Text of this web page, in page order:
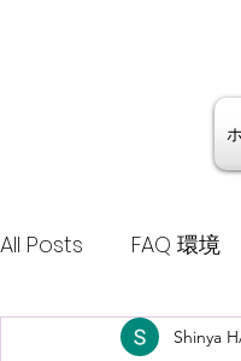
All Posts FAQ 環境
公共下水道 デ
Shinya